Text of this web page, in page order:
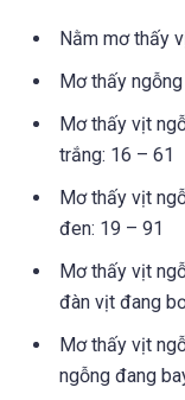
Nằm mơ thấy
Mơ thấy
Mơ thấy vịt
trắng: 16 – 61
Mơ thấy vịt
đen: 19 – 91
Mơ thấy vịt
đàn vịt đang
Mơ thấy vịt
ngỗng đang